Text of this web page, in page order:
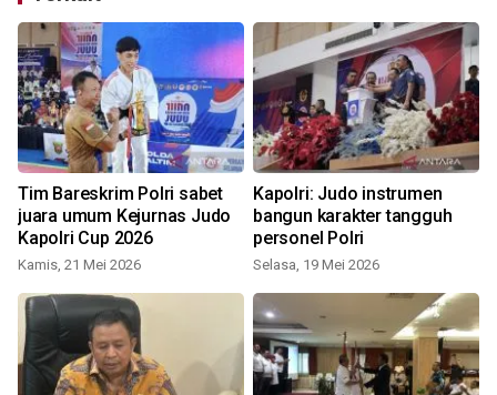
Tim Bareskrim Polri sabet
juara umum Kejurnas Judo
Kapolri Cup 2026
Kamis, 21 Mei 2026
Kapolri: Judo instrumen
bangun karakter tangguh
personel Polri
Selasa, 19 Mei 2026